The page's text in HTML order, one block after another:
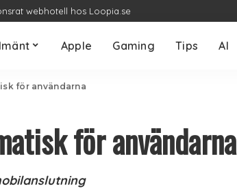
webhotell hos Loopia.se
Apple Gaming Tips AI
för användarna
för användarna